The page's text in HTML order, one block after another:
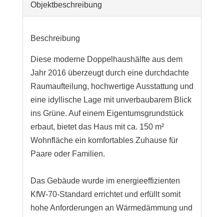
Objekt­beschreibung
Beschreibung
Diese moderne Doppelhaushälfte aus dem
Jahr 2016 überzeugt durch eine durchdachte
Raumaufteilung, hochwertige Ausstattung und
eine idyllische Lage mit unverbaubarem Blick
ins Grüne. Auf einem Eigentumsgrundstück
erbaut, bietet das Haus mit ca. 150 m²
Wohnfläche ein komfortables Zuhause für
Paare oder Familien.
Das Gebäude wurde im energieeffizienten
KfW-70-Standard errichtet und erfüllt somit
hohe Anforderungen an Wärmedämmung und